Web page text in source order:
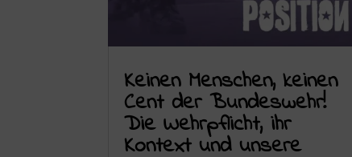
Keinen Menschen, keinen
Cent der Bundeswehr!
Die Wehrpflicht, ihr
Kontext und unsere